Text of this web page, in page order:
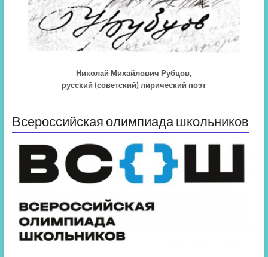
Николай Михайлович Рубцов,
русский (советский) лирический поэт
Всероссийская олимпиада школьников